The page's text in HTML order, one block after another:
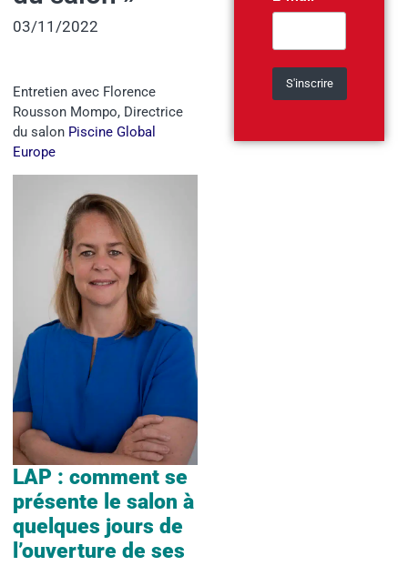
03/11/2022
Entretien avec Florence
Rousson Mompo, Directrice
du salon Piscine Global
Europe
LAP : comment se
présente le salon à
quelques jours de
l’ouverture de ses